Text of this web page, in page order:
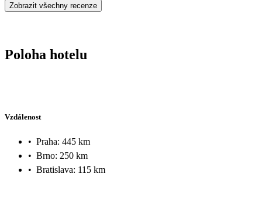
Zobrazit všechny recenze
Poloha hotelu
Vzdálenost
• Praha: 445 km
• Brno: 250 km
• Bratislava: 115 km